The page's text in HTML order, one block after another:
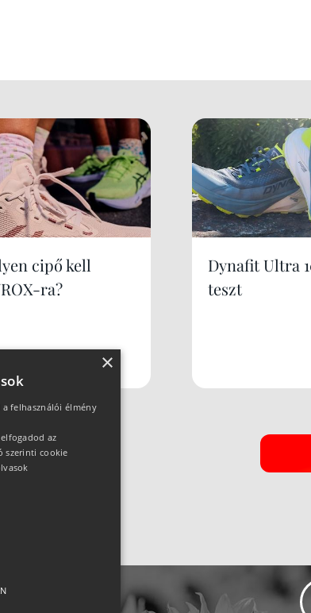
cipő kell
ra?
Dynafit Ultra
teszt
×
felhasználói élmény
az
szerinti cookie